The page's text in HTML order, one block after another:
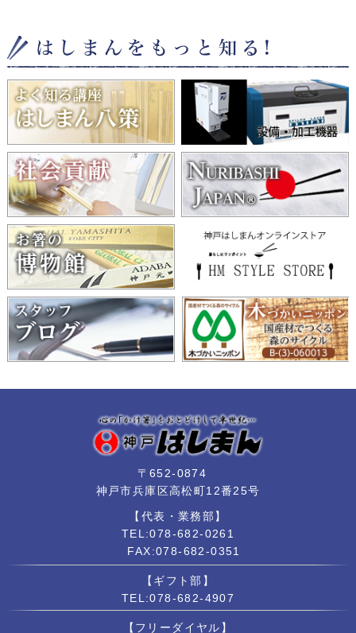
〒652-0874
神戸市兵庫区高松町12番25号
【代表・業務部】
TEL:078-682-0261
FAX:078-682-0351
【ギフト部】
TEL:078-682-4907
【フリーダイヤル】